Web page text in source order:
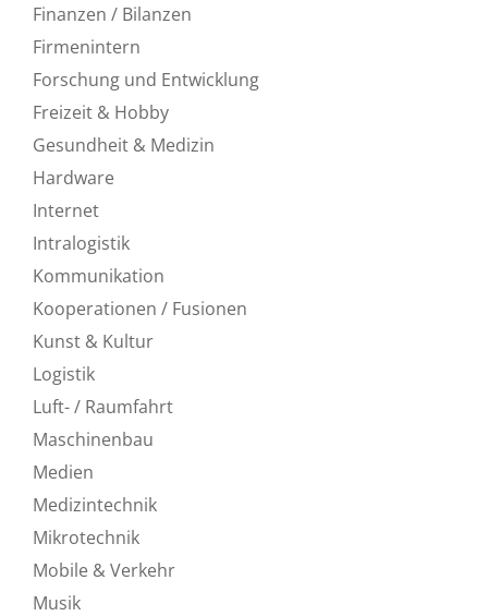
Finanzen / Bilanzen
Firmenintern
Forschung und Entwicklung
Freizeit & Hobby
Gesundheit & Medizin
Hardware
Internet
Intralogistik
Kommunikation
Kooperationen / Fusionen
Kunst & Kultur
Logistik
Luft- / Raumfahrt
Maschinenbau
Medien
Medizintechnik
Mikrotechnik
Mobile & Verkehr
Musik